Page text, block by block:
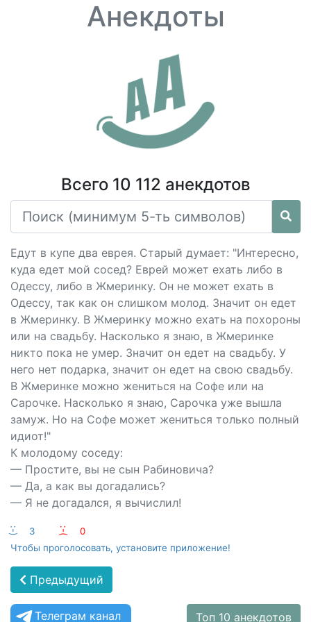
Анекдоты
Всего 10 112 анекдотов
Едут в купе два еврея. Старый думает: "Интересно,
куда едет мой сосед? Еврей может ехать либо в
Одессу, либо в Жмеринку. Он не может ехать в
Одессу, так как он слишком молод. Значит он едет
в Жмеринку. В Жмеринку можно ехать на похороны
или на свадьбу. Насколько я знаю, в Жмеринке
никто пока не умер. Значит он едет на свадьбу. У
него нет подарка, значит он едет на свою свадьбу.
В Жмеринке можно жениться на Софе или на
Сарочке. Насколько я знаю, Сарочка уже вышла
замуж. Но на Софе может жениться только полный
идиот!"
К молодому соседу:
— Простите, вы не сын Рабиновича?
— Да, а как вы догадались?
— Я не догадался, я вычислил!
:-) 3 :-(
0
Чтобы проголосовать, установите приложение!
Предыдущий
Телеграм канал Топ 10 анекдотов